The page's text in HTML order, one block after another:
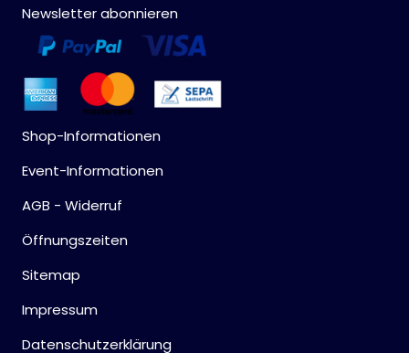
Newsletter abonnieren
Shop-Informationen
Event-Informationen
AGB - Widerruf
Öffnungszeiten
Sitemap
Impressum
Datenschutzerklärung